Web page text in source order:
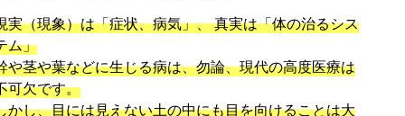
実（現象）は「症状、病気」、 真実は「体の治るシス
ム」
や茎や葉などに生じる病は、勿論、現代の高度医療は
可欠です。
かし、目には見えない土の中にも目を向けることは大